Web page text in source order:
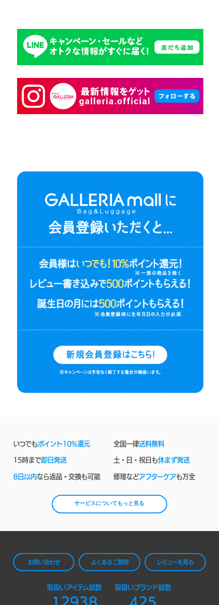
いつでもポイント10%還元 全国一律送料無料
15時まで即日発送 土・日・祝日も休まず発送
8日以内なら返品・交換も可能 修理などアフターケアも万全
サービスについてもっと見る
お問い合わせ よくあるご質問 レビューを見る
取扱いアイテム総数
12938
取扱いブランド総数
425